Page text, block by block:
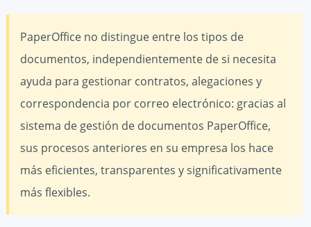
PaperOffice no distingue entre los tipos de
documentos, independientemente de si necesita
ayuda para gestionar contratos, alegaciones y
correspondencia por correo electrónico: gracias al
sistema de gestión de documentos PaperOffice,
sus procesos anteriores en su empresa los hace
más eficientes, transparentes y significativamente
más flexibles.